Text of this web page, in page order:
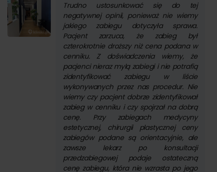
Trudno ustosunkować się do tej
negatywnej opinii, ponieważ nie wiemy
jakiego zabiegu dotyczyła sprawa.
Pacjent zarzuca, że zabieg był
czterokrotnie droższy niż cena podana w
cenniku. Z doświadczenia wiemy, że
pacjenci nieraz mylą zabiegi i nie potrafią
zidentyfikować zabiegu w liście
wykonywanych przez nas procedur. Nie
wiemy czy pacjent dobrze zidentyfikował
zabieg w cenniku i czy spojrzał na dobrą
cenę. Przy zabiegach medycyny
estetycznej, chirurgii plastycznej ceny
zabiegów podane są orientacyjnie, ale
zawsze lekarz po konsultacji
przedzabiegowej podaje ostateczną
cenę zabiegu, która nie wzrasta po jego